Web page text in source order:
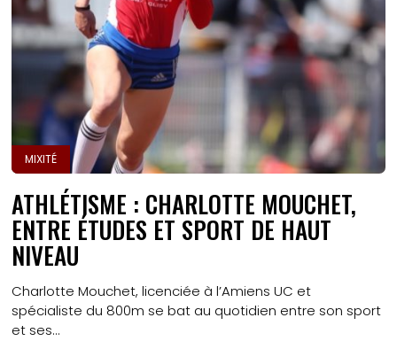
MIXITÉ
ATHLÉTISME : CHARLOTTE MOUCHET,
ENTRE ÉTUDES ET SPORT DE HAUT
NIVEAU
Charlotte Mouchet, licenciée à l’Amiens UC et
spécialiste du 800m se bat au quotidien entre son sport
et ses...